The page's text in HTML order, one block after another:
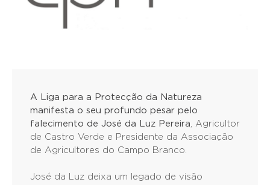
A Liga para a Protecção da Natureza
manifesta o seu profundo pesar pelo
falecimento de José da Luz Pereira, Agricultor
de Castro Verde e Presidente da Associação
de Agricultores do Campo Branco.
José da Luz deixa um legado de visão